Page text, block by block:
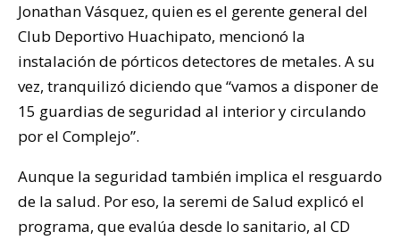
Jonathan Vásquez, quien es el gerente general del
Club Deportivo Huachipato, mencionó la
instalación de pórticos detectores de metales. A su
vez, tranquilizó diciendo que “vamos a disponer de
15 guardias de seguridad al interior y circulando
por el Complejo”.
Aunque la seguridad también implica el resguardo
de la salud. Por eso, la seremi de Salud explicó el
programa, que evalúa desde lo sanitario, al CD